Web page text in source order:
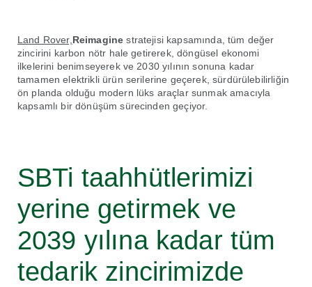
Land Rover, Reimaginestratejisi kapsamında, tüm değer
zincirini karbon nötr hale getirerek, döngüsel ekonomi
ilkelerini benimseyerek ve 2030 yılının sonuna kadar
tamamen elektrikli ürün serilerine geçerek, sürdürülebilirliğin
ön planda olduğu modern lüks araçlar sunmak amacıyla
kapsamlı bir dönüşüm sürecinden geçiyor.
SBTi taahhütlerimizi
yerine getirmek ve
2039 yılına kadar tüm
tedarik zincirimizde